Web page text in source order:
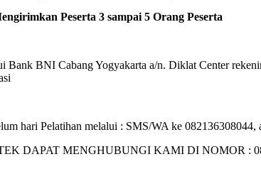
Peserta 3 sampai 5 Orang Peserta
Bank BNI Cabang Yogyakarta a/n. Diklat Center
hari Pelatihan melalui : SMS/WA ke 082136308044,
DAPAT MENGHUBUNGI KAMI DI NOMOR :